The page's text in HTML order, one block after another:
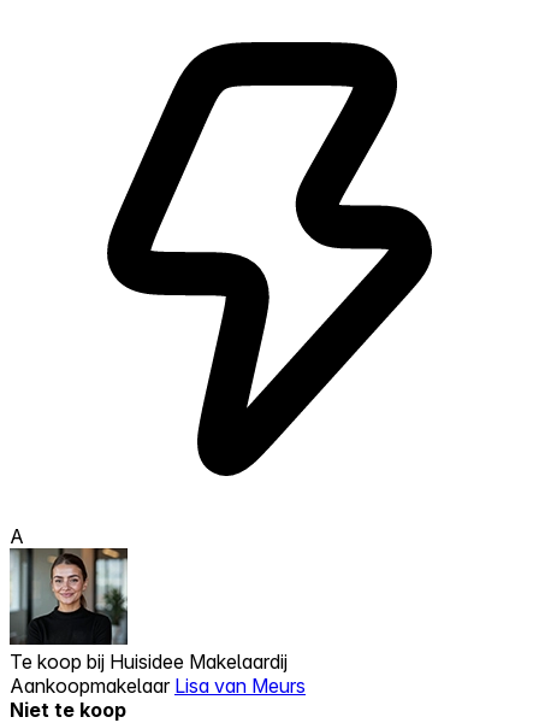
A
Te koop bij Huisidee Makelaardij
Aankoopmakelaar Lisa van Meurs
Niet te koop